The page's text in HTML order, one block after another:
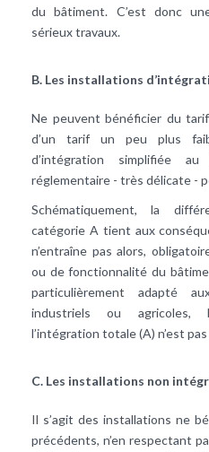
du bâtiment. C’est donc
sérieux travaux.
B. Les installations
Ne peuvent bénéficier du
d’un tarif un peu plus
d’intégration simplifiée
réglementaire - très délicate -
Schématiquement, la
catégorie A tient aux
n’entraîne pas alors,
ou de fonctionnalité du
particulièrement adapté
industriels ou agricoles,
l’intégration totale (A) n’est
C. Les installations non
Il s’agit des installations ne
précédents, n’en respectant